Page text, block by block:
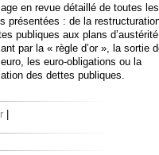
en revue détaillé de toutes les
présentées : de la
publiques aux plans d’austérité
par la « règle d’or », la sortie
les euro-obligations ou la
des dettes publiques.